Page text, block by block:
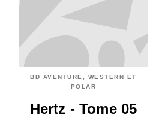
BD AVENTURE, WESTERN ET
POLAR
Hertz - Tome 05